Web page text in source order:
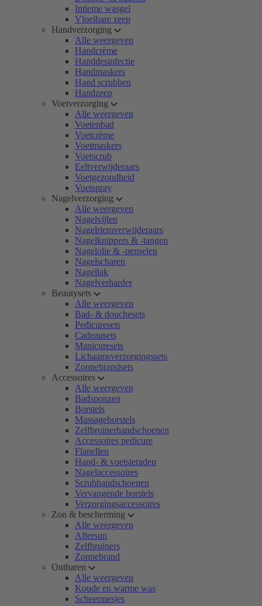
Intieme wasgel
Vloeibare zeep
Handverzorging
Alle weergeven
Handcrème
Handdesinfectie
Handmaskers
Hand scrubben
Handzeep
Voetverzorging
Alle weergeven
Voetenbad
Voetcrème
Voetmaskers
Voetscrub
Eeltverwijderaars
Voetgezondheid
Voetspray
Nagelverzorging
Alle weergeven
Nagelvijlen
Nagelriemverwijderaars
Nagelknippers & -tangen
Nagelolie & -penselen
Nagelscharen
Nagellak
Nagelverharder
Beautysets
Alle weergeven
Bad- & douchesets
Pedicuresets
Cadeausets
Manicuresets
Lichaamsverzorgingssets
Zonnebrandsets
Accessoires
Alle weergeven
Badsponzen
Borstels
Massageborstels
Zelfbruinerhandschoenen
Accessoires pedicure
Flanellen
Hand- & voetsieraden
Nagelaccessoires
Scrubhandschoenen
Vervangende borstels
Verzorgingsaccessoires
Zon & bescherming
Alle weergeven
Aftersun
Zelfbruiners
Zonnebrand
Ontharen
Alle weergeven
Koude en warme was
Scheermesjes